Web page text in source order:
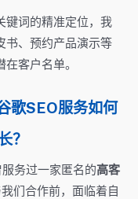
键词的精准定位，我
书、预约产品演示等
客户名单。
歌SEO服务如何
？
务过一家匿名的高客
们合作前，面临着自